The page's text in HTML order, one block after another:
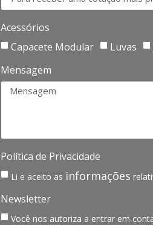
Acessórios
Capacete Modular
Luvas
Mensagem
Política de Privacidade
Li e aceito as informações
Newsletter
Você nos autoriza a entrar em